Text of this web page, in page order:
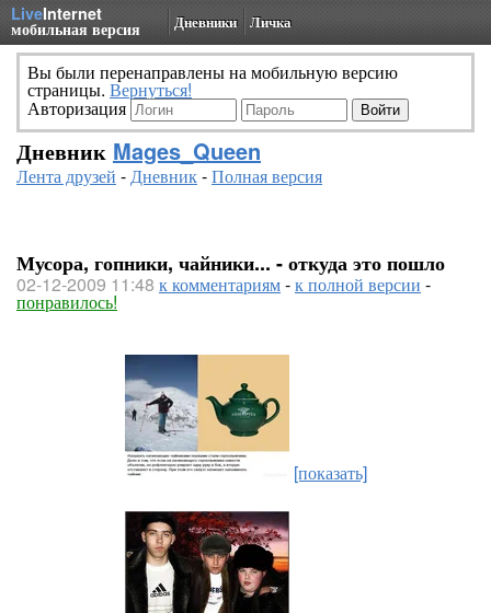
LiveInternet
мобильная версия Дневники Личка
Вы были перенаправлены на мобильную версию
страницы. Вернуться!
Авторизация
Дневник Mages_Queen
Лента друзей -Дневник-Полная версия
Мусора, гопники, чайники... - откуда это пошло
02-12-2009 11:48 к комментариям-к полной версии -
понравилось!
[показать]